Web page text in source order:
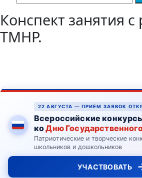
Конспект занятия
ТМНР.
22 АВГУСТА — ПРИЁМ ЗАЯВОК
Всероссийские
коДню
Патриотические и творческие
школьников и дошкольников
УЧАСТВОВАТЬ